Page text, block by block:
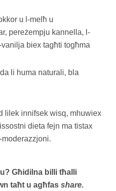
u l-melħ u
pereżempju kannella, l-
biex tagħti togħma
li huma naturali, bla
lilek innifsek wisq, mhuwiex
dieta fejn ma tistax
Għidilna billi tħalli
taħt u agħfas share.